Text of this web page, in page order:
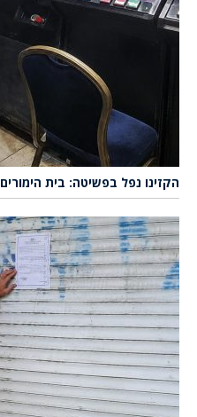
הקזינו נפל בפשיטה: בית